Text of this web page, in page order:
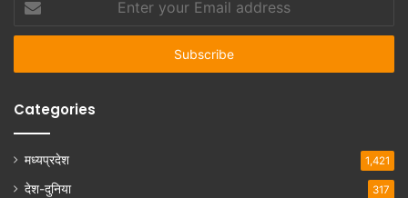
your
Email
Categories
मध्यप्रदेश 1,421
देश-दुनिया 317